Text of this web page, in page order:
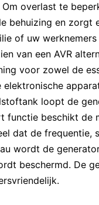
overlast te
behuizing en
of uw
van een AVR
voor zowel de
elektronische
loopt de
functie beschikt de
dat de
wordt de
beschermd. De